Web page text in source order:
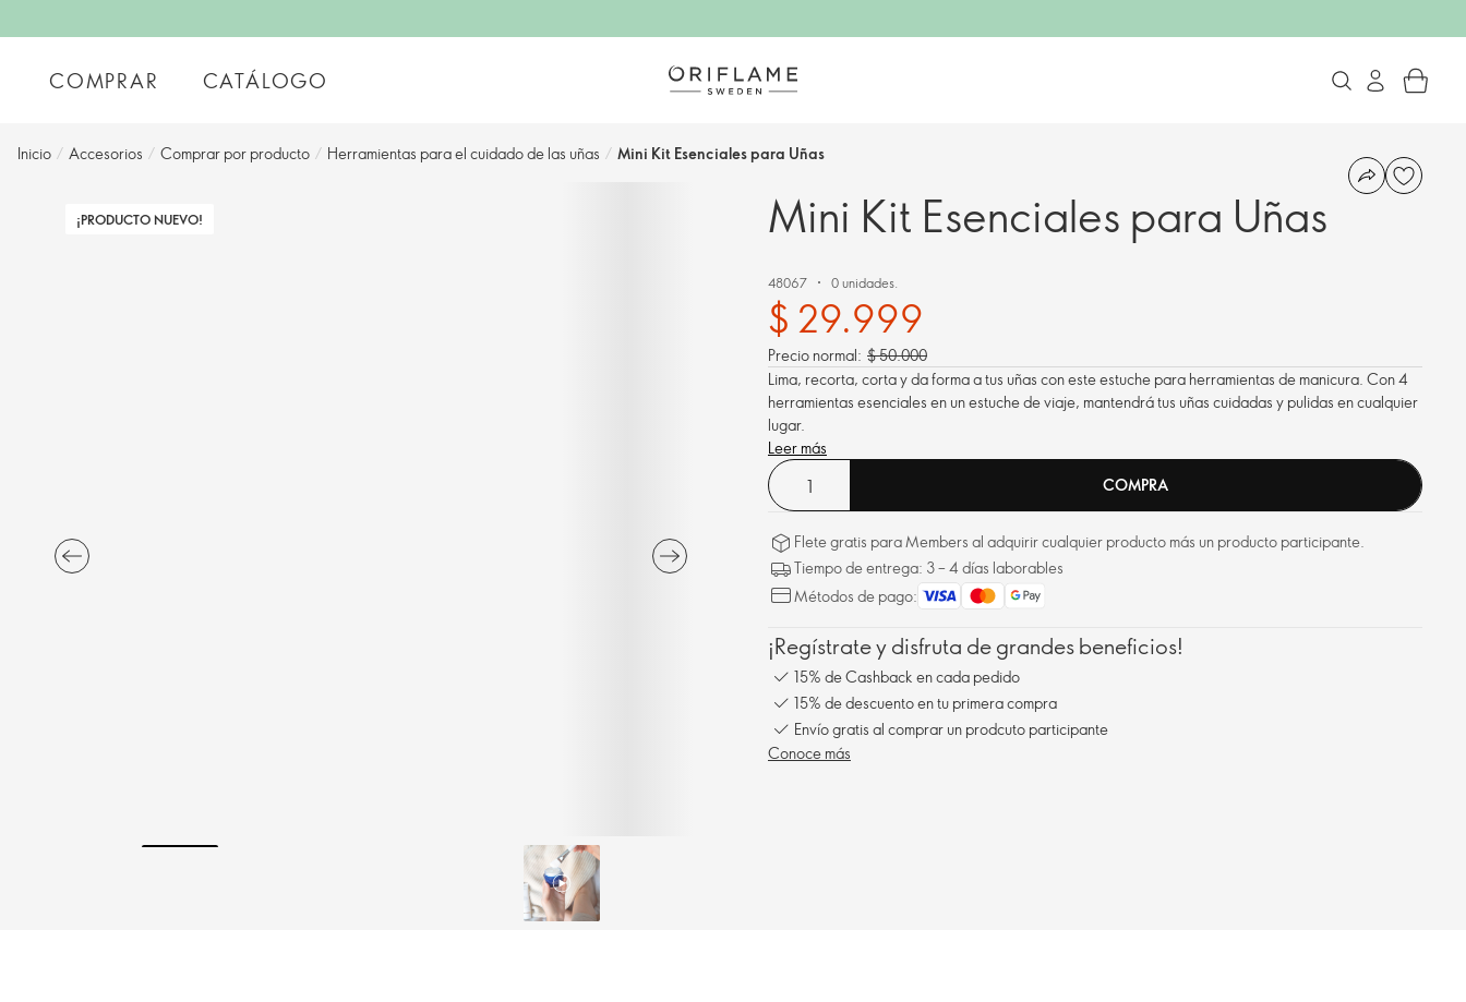
COMPRAR CATÁLOGO
Inicio / Accesorios / Comprar por producto / Herramientas para el cuidado de las uñas / Mini Kit Esenciales para Uñas
¡PRODUCTO NUEVO! Mini Kit Esenciales para Uñas
48067 0 unidades.
$ 29.999
Precio normal: $ 50.000
Lima, recorta, corta y da forma a tus uñas con este estuche para herramientas de manicura. Con 4
herramientas esenciales en un estuche de viaje, mantendrá tus uñas cuidadas y pulidas en cualquier
lugar.
Leer más
COMPRA
Flete gratis para Members al adquirir cualquier producto más un producto participante.
Tiempo de entrega: 3 – 4 días laborables
Métodos de pago:
¡Regístrate y disfruta de grandes beneficios!
15% de Cashback en cada pedido
15% de descuento en tu primera compra
Envío gratis al comprar un prodcuto participante
Conoce más